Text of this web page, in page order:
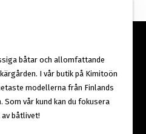
båtar och allomfattande
I vår butik på Kimitoön
modellerna från Finlands
Som vår kund kan du fokusera
båtlivet!